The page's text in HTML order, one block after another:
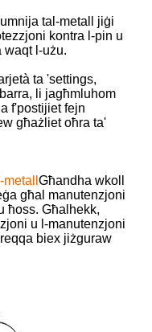
tal-metall jiġi
kontra l-pin u
waqt l-użu.
ta 'settings,
li jagħmluhom
f'postijiet fejn
għażliet oħra ta'
metallGħandha wkoll
għal manutenzjoni
ħoss. Għalhekk,
u l-manutenzjoni
biex jiżguraw